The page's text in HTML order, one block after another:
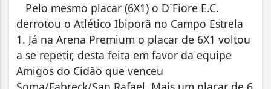
Pelo mesmo placar (6X1) o D´Fiore E.C.
derrotou o Atlético Ibiporã no Campo Estrela
1. Já na Arena Premium o placar de 6X1 voltou
a se repetir, desta feita em favor da equipe
Amigos do Cidão que venceu